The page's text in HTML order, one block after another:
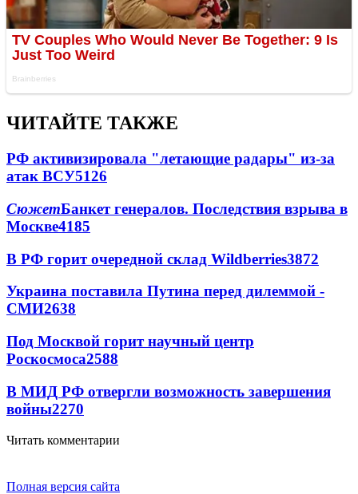
ЧИТАЙТЕ ТАКЖЕ
РФ активизировала "летающие радары" из-за
атак ВСУ5126
СюжетБанкет генералов. Последствия взрыва в
Москве4185
В РФ горит очередной склад Wildberries3872
Украина поставила Путина перед дилеммой -
СМИ2638
Под Москвой горит научный центр
Роскосмоса2588
В МИД РФ отвергли возможность завершения
войны2270
Читать комментарии
Полная версия сайта